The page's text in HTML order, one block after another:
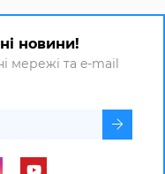
новини!
мережі та e-mail